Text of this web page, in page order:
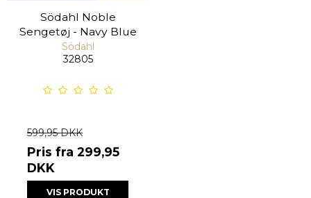
Södahl Noble
Sengetøj - Navy Blue
Södahl
32805
599,95 DKK
Pris fra 299,95
DKK
VIS PRODUKT